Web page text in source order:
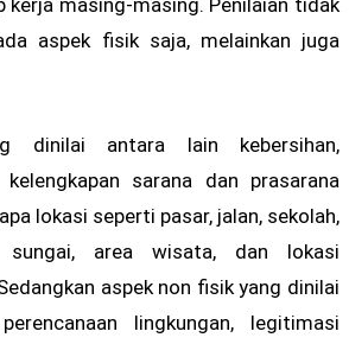
kerja masing-masing. Penilaian tidak
aspek fisik saja, melainkan juga
dinilai antara lain kebersihan,
sarana dan prasarana
lokasi seperti pasar, jalan, sekolah,
sungai, area wisata, dan lokasi
aspek non fisik yang dinilai
lingkungan, legitimasi